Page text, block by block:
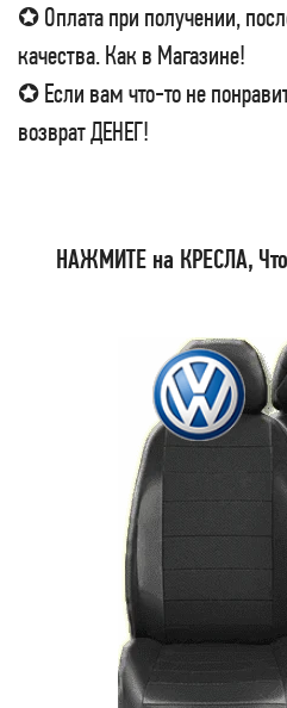
✪ Оплата при получении,
качества. Как в Магазине!
✪ Если вам что-то не
возврат ДЕНЕГ!
НАЖМИТЕ на КРЕСЛА,